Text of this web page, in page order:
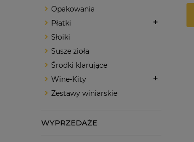
Opakowania
Płatki
Słoiki
Susze zioła
Środki klarujące
Wine-Kity
Zestawy winiarskie
WYPRZEDAŻE